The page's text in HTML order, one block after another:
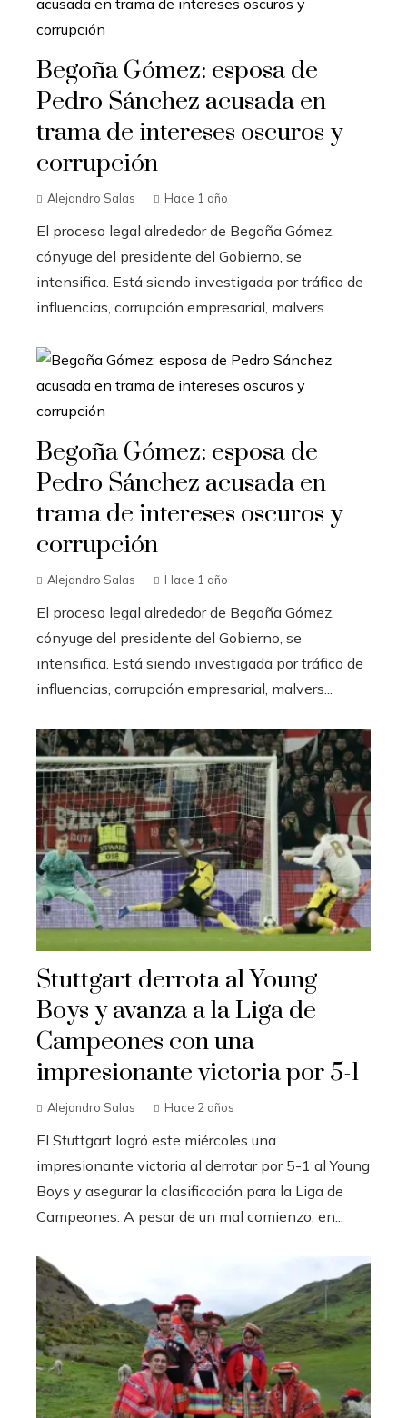
Begoña Gómez: esposa de
Pedro Sánchez acusada en
trama de intereses oscuros y
corrupción
Alejandro Salas Hace 1 año
El proceso legal alrededor de Begoña Gómez,
cónyuge del presidente del Gobierno, se
intensifica. Está siendo investigada por tráfico de
influencias, corrupción empresarial, malvers...
Begoña Gómez: esposa de
Pedro Sánchez acusada en
trama de intereses oscuros y
corrupción
Alejandro Salas Hace 1 año
El proceso legal alrededor de Begoña Gómez,
cónyuge del presidente del Gobierno, se
intensifica. Está siendo investigada por tráfico de
influencias, corrupción empresarial, malvers...
Stuttgart derrota al Young
Boys y avanza a la Liga de
Campeones con una
impresionante victoria por 5-1
Alejandro Salas Hace 2 años
El Stuttgart logró este miércoles una
impresionante victoria al derrotar por 5-1 al Young
Boys y asegurar la clasificación para la Liga de
Campeones. A pesar de un mal comienzo, en...